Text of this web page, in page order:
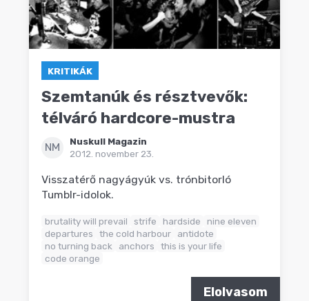
KRITIKÁK
Szemtanúk és résztvevők:
télváró hardcore-mustra
NM
Nuskull Magazin
2012. november 23.
Visszatérő nagyágyúk vs. trónbitorló
Tumblr-idolok.
brutality will prevail strife hardside
nine eleven
departures
the cold harbour
antidote
no turning back
anchors
this is your life
code orange
Elolvasom